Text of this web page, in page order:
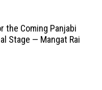
the Coming Panjabi
Stage — Mangat Rai